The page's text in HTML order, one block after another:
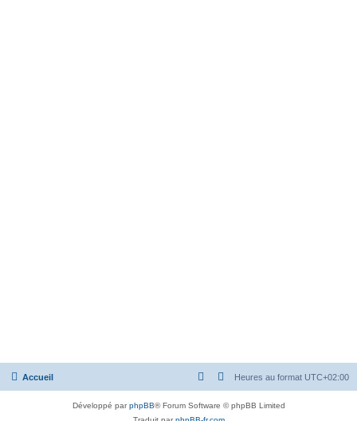
Accueil Heures au format UTC+02:00
Développé parphpBB® Forum Software © phpBB Limited